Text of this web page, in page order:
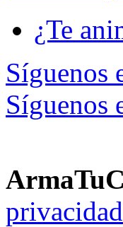
¿Te
Síguenos
Síguenos
privacidad